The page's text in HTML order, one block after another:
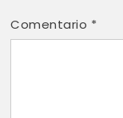
Comentario *